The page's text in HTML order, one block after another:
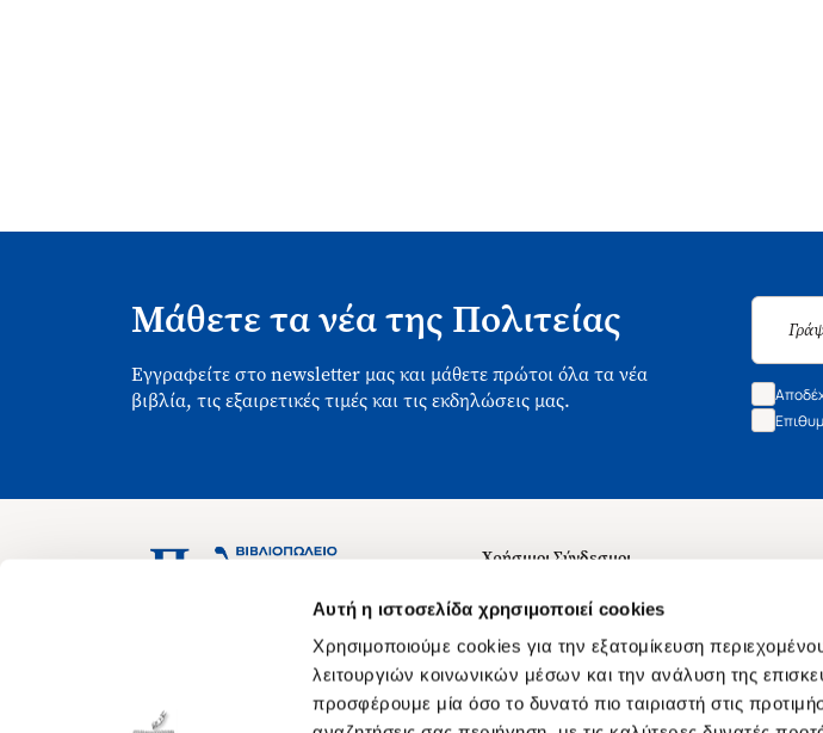
Αυτή η ιστοσελίδα χρησιμοποιεί cookies
Χρησιμοποιούμε cookies για την εξατομίκευση
λειτουργιών κοινωνικών μέσων και την ανάλυση της
προσφέρουμε μία όσο το δυνατό πιο ταιριαστή στις
Μάθετε τα νέα της Πολιτείας
Εγγραφείτε στο newsletter μας και μάθετε πρώτοι όλα τα νέα
βιβλία, τις εξαιρετικές τιμές και τις εκδηλώσεις μας.
Ασκληπιού 1-3, Αθήνα 106 79
Χρήσιμοι Σύνδεσμοι
Σχετικά με εμάς
Θέσεις Εργασίας
Οδηγίες για τις "Λίστες Επιθυμητών" και τη
Οδηγίες Χρήσης Αναζήτησης